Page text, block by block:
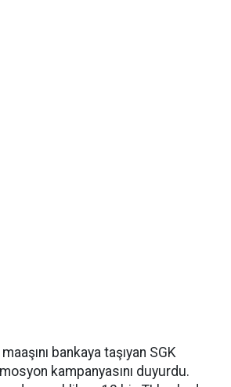
bankaya taşıyan SGK
kampanyasını duyurdu.